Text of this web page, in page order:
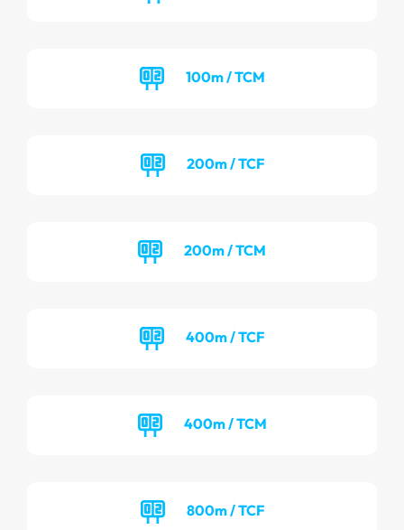
100m / TCM
200m / TCF
200m / TCM
400m / TCF
400m / TCM
800m / TCF